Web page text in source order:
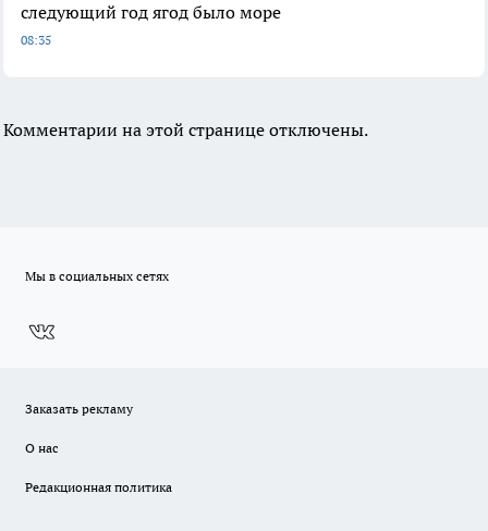
следующий год ягод было море
08:35
Комментарии на этой странице отключены.
Мы в социальных сетях
Заказать рекламу
О нас
Редакционная политика